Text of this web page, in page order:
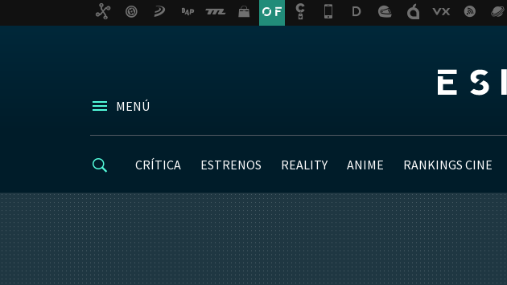
MENÚ
CRÍTICA ESTRENOS REALITY ANIME RANKINGS CINE